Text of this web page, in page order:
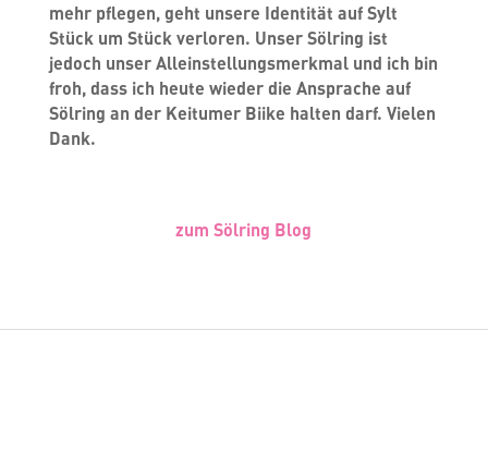
mehr pflegen, geht unsere Identität auf Sylt
Stück um Stück verloren. Unser Sölring ist
jedoch unser Alleinstellungsmerkmal und ich bin
froh, dass ich heute wieder die Ansprache auf
Sölring an der Keitumer Biike halten darf. Vielen
Dank.
zum Sölring Blog